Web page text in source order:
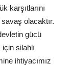
karşıtlarını
olacaktır.
gücü
silahlı
ihtiyacımız